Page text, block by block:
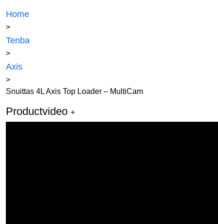
Home
>
Tenba
>
Axis
>
Snuittas 4L Axis Top Loader – MultiCam
Productvideo +